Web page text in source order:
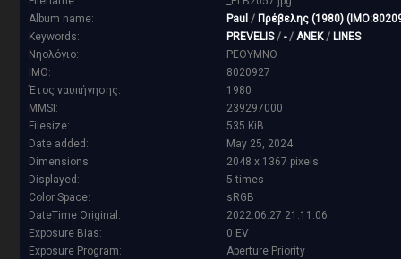
Album name:
Paul / Πρέβελης (1980)
Keywords:
PREVELIS/ -/ ANEK/ LINES
Νηολόγιο:
ΡΕΘΥΜΝΟ
IMO:
8020927
Έτος ναυπήγησης:
1980
MMSI:
239297000
Filesize:
535 KiB
Date added:
May 25, 2024
Dimensions:
2048 x 1367 pixels
Displayed:
5 times
Color Space:
sRGB
DateTime Original:
2022:06:27 21:11:06
Exposure Bias:
0 EV
Exposure Program:
Aperture Priority